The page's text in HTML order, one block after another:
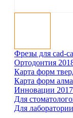
Фрезы для cad-
Ортодонтия
Карта форм
Карта форм
Инновации 2017
Для
Для